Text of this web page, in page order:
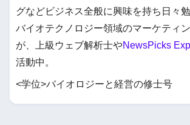
グなどビジネス全般に興味を持ち日々
バイオテクノロジー領域のマーケティ
が、上級ウェブ解析士やNewsPicks
活動中。
<学位>バイオロジーと経営の修士号